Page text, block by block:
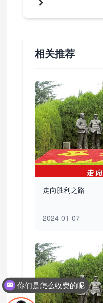
相关推荐
走向胜利之路
2024-01-07
你们是怎么收费的呢